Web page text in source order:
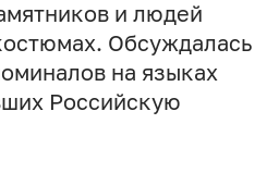
и людей
Обсуждалась
на языках
Российскую